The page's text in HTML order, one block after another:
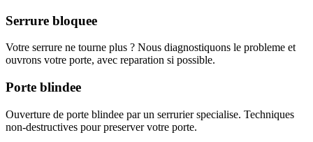
Serrure bloquee
Votre serrure ne tourne plus ? Nous diagnostiquons le probleme et
ouvrons votre porte, avec reparation si possible.
Porte blindee
Ouverture de porte blindee par un serrurier specialise. Techniques
non-destructives pour preserver votre porte.